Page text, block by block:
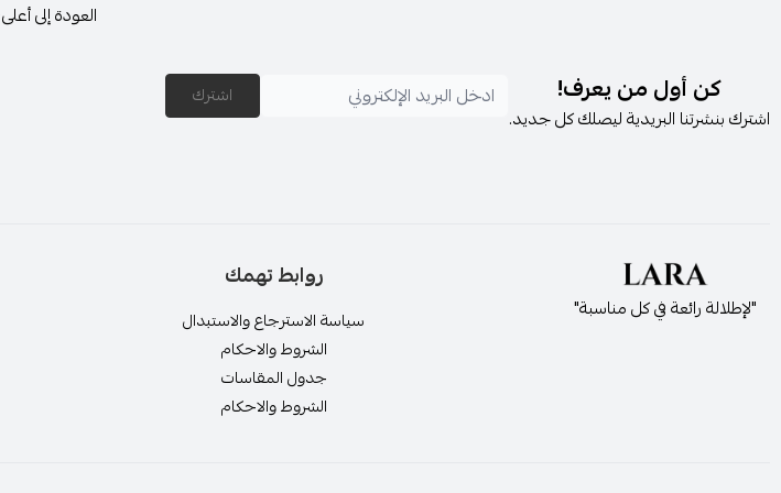
العودة إلى أعلى
كن أول من يعرف!
اشترك بنشرتنا البريدية ليصلك كل جديد.
اشترك
"لإطلالة رائعة في كل مناسبة"
روابط تهمك
سياسة الاسترجاع والاستبدال
الشروط والاحكام
جدول المقاسات
الشروط والاحكام